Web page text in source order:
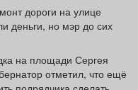
дороги на улице
деньги, но мэр до сих
на площади Сергея
отметил, что ещё